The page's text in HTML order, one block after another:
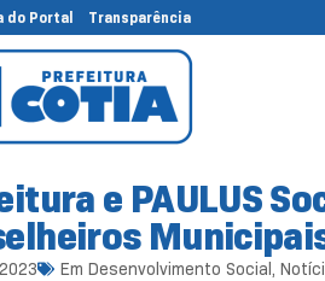
do Portal Transparência
e PAULUS
Em Desenvolvimento Social,